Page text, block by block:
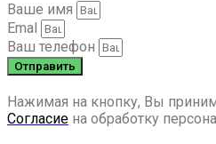
Ваше имя
Emal
Ваш телефон
Отправить
Нажимая на кнопку, Вы
Согласие на обработку